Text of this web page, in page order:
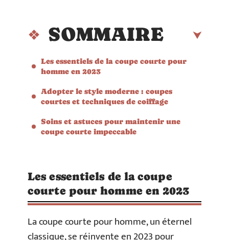
SOMMAIRE
Les essentiels de la coupe courte pour
homme en 2023
Adopter le style moderne : coupes
courtes et techniques de coiffage
Soins et astuces pour maintenir une
coupe courte impeccable
Les essentiels de la coupe
courte pour homme en 2023
La coupe courte pour homme, un éternel
classique, se réinvente en 2023 pour